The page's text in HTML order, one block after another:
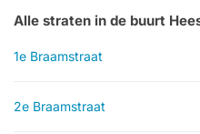
Alle straten in de buurt
1e Braamstraat
2e Braamstraat